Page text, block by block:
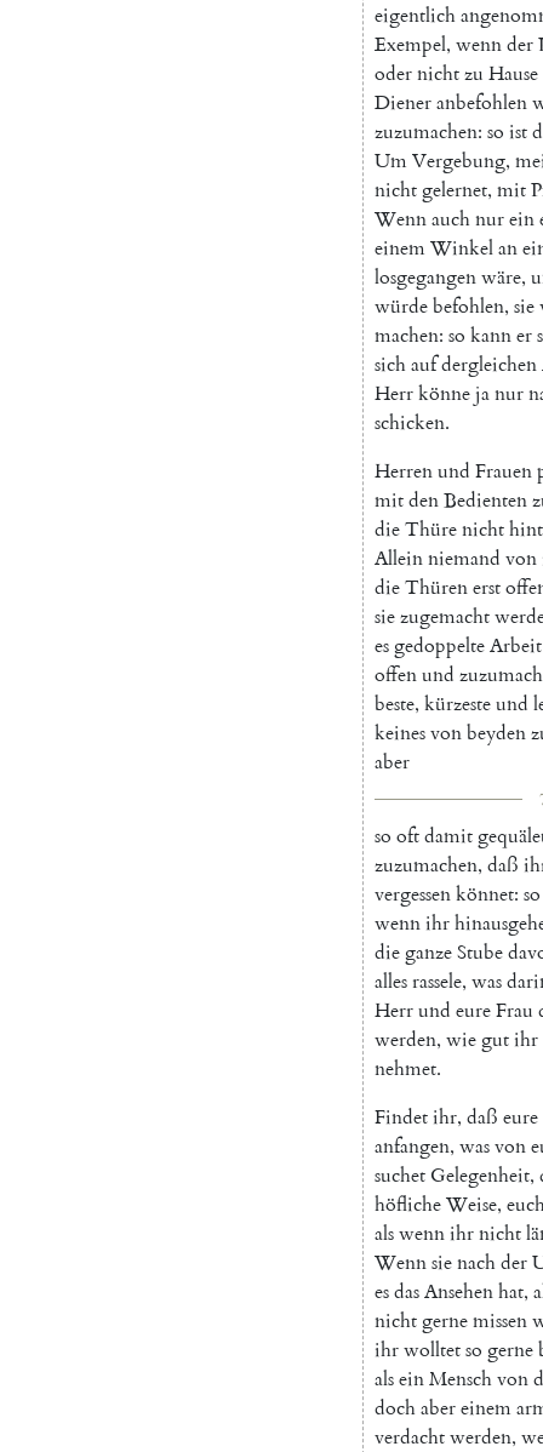
eigentlich
Exempel, wennder
odernichtzu Hause
Dieneranbefohlen
zuzumachen: so ist
UmVergebung,
nichtgelernet, mit
Wennauchnurein
einemWinkelan
losgegangenwäre,
würdebefohlen, sie
machen: so kanner
sichaufdergleichen
Herrkönnejanur
schicken.
Herrenund Frauen
mitdenBedienten
dieThürenicht
Alleinniemand von
dieThürenerst
siezugemacht
esgedoppelteArbeit
offenund
beste, kürzesteund
keinesvonbeyden
aber
so oftdamit
zuzumachen, daß
vergessenkönnet: so
wennihr
dieganzeStube
allesrassele, was
Herrund eureFrau
werden, wiegutihr
nehmet.
Findetihr, daß eure
anfangen, wasvon
suchet Gelegenheit,
höflicheWeise,
alswennihrnicht
Wennsienachder
esdasAnsehenhat,
nichtgernemissen
ihrwolltetso gerne
alseinMenschvon
dochabereinem
verdachtwerden,